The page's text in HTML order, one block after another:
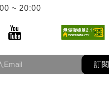
~ 20:00
)
視窗)另開新視窗)
YouTube(另開新視窗)
訂閱